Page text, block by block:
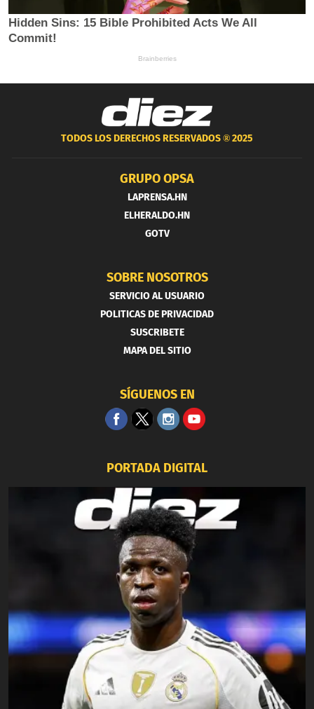
TODOS LOS DERECHOS RESERVADOS ®2025
GRUPO OPSA
LAPRENSA.HN
ELHERALDO.HN
GOTV
SOBRE NOSOTROS
SERVICIO AL USUARIO
POLITICAS DE PRIVACIDAD
SUSCRIBETE
MAPA DEL SITIO
SÍGUENOS EN
PORTADA DIGITAL